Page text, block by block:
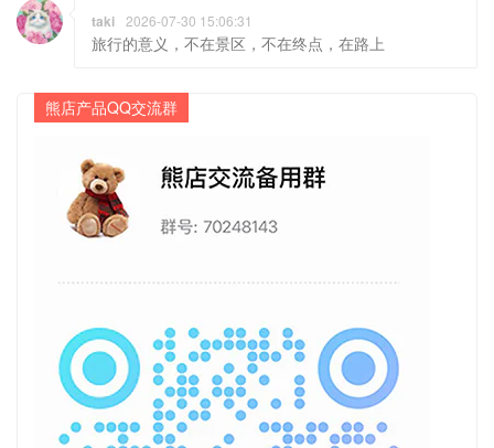
taki 2026-07-30 15:06:31
旅行的意义，不在景区，不在终点，在路上
熊店产品QQ交流群